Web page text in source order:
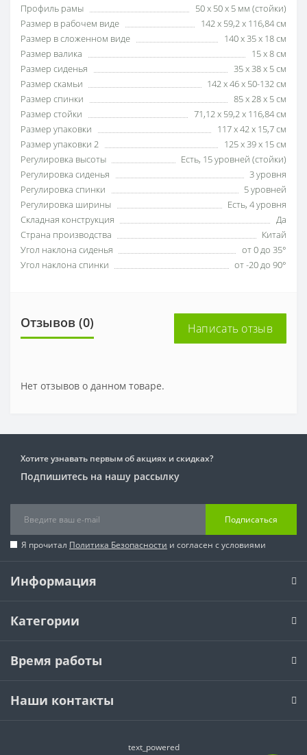
Профиль рамы
50 х 50 х 5 мм (стойки)
Размер в рабочем виде
142 х 59,2 х 116,84 см
Размер в сложенном виде
140 x 35 x 18 см
Размер валика
15 х 8 см
Размер сиденья
35 x 38 x 5 см
Размер скамьи
142 x 46 x 50-132 см
Размер спинки
85 x 28 x 5 см
Размер стойки
71,12 х 59,2 х 116,84 см
Размер упаковки
117 х 42 х 15,7 см
Размер упаковки 2
125 х 39 х 15 см
Регулировка высоты
Есть, 15 уровней (стойки)
Регулировка сиденья
3 уровня
Регулировка спинки
5 уровней
Регулировка ширины
Есть, 4 уровня
Складная конструкция
Да
Страна производства
Китай
Угол наклона сиденья
от 0 до 35°
Угол наклона спинки
от -20 до 90°
Отзывов (0) Написать отзыв
Нет отзывов о данном товаре.
Хотите узнавать первым об акциях и скидках?
Подпишитесь на нашу рассылку
Подписаться
Я прочитал Политика Безопасности и согласен с условиями
Информация
Категории
Время работы
Наши контакты
text_powered